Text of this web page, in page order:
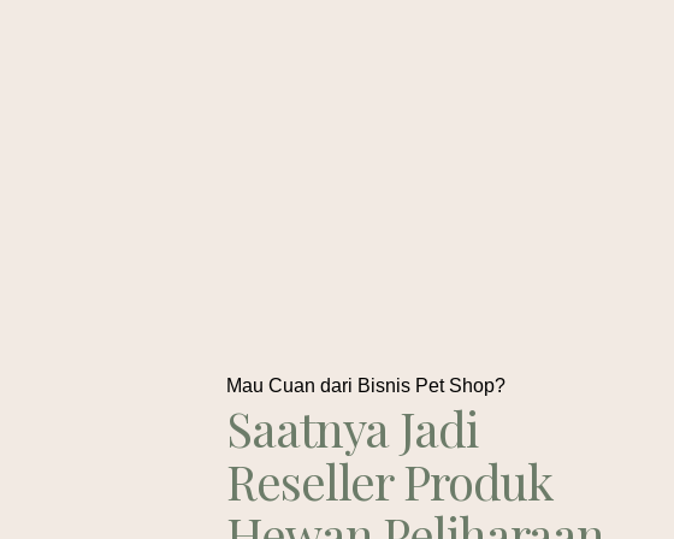
Mau Cuan dari Bisnis Pet Shop?
Saatnya Jadi
Reseller Produk